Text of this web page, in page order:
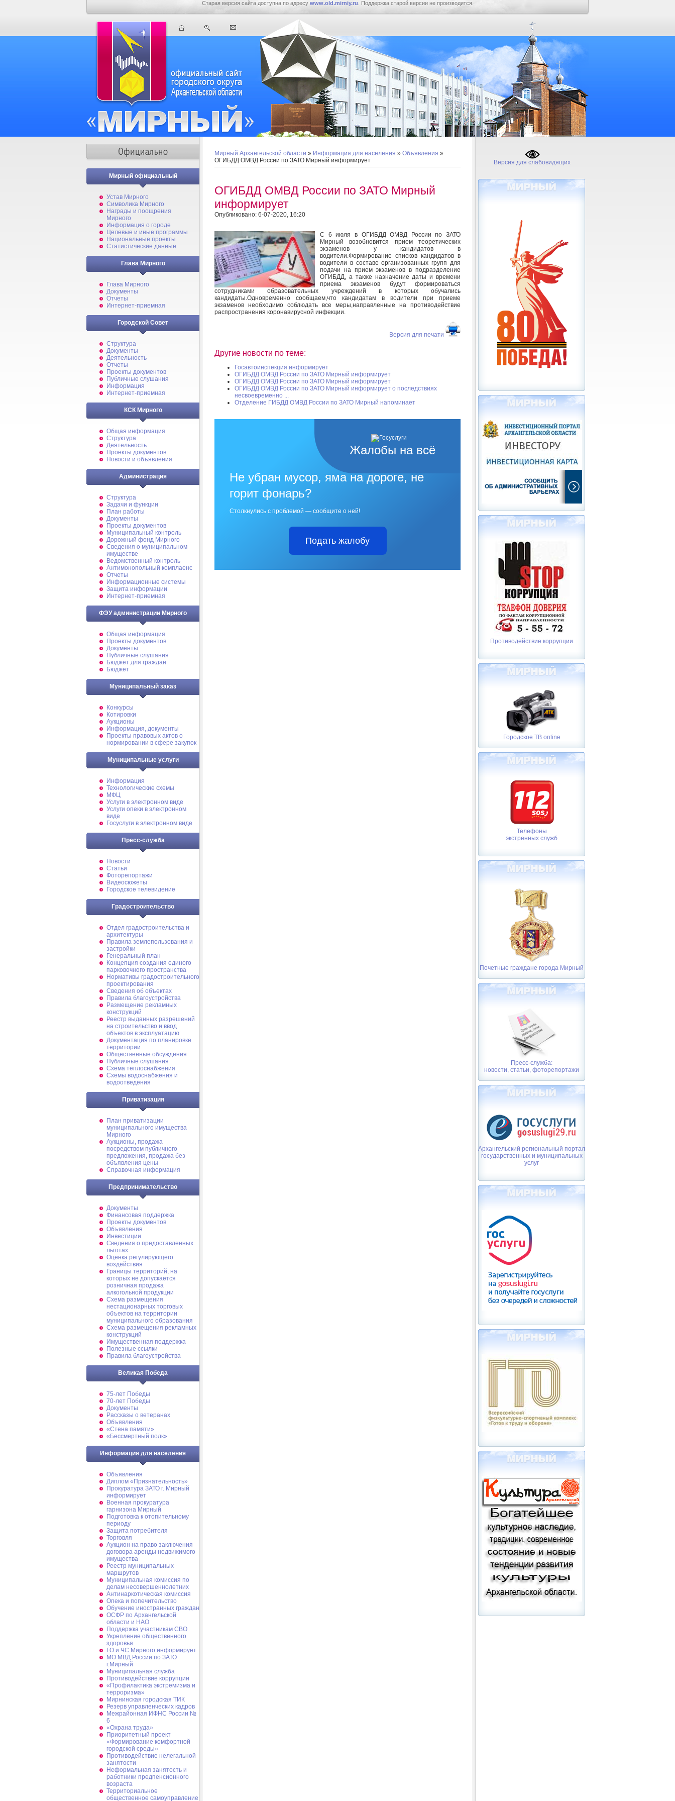
Старая версия сайта доступна по адресу www.old.mirniy.ru . Поддержка старой версии не производится.
Мирный официальный
Устав Мирного
Символика Мирного
Награды и поощрения
Мирного
Информация о городе
Целевые и иные программы
Национальные проекты
Статистические данные
Глава Мирного
Глава Мирного
Документы
Отчеты
Интернет-приемная
Городской Совет
Структура
Документы
Деятельность
Отчеты
Проекты документов
Публичные слушания
Информация
Интернет-приемная
КСК Мирного
Общая информация
Структура
Деятельность
Проекты документов
Новости и объявления
Администрация
Структура
Задачи и функции
План работы
Документы
Проекты документов
Муниципальный контроль
Дорожный фонд Мирного
Cведения о муниципальном
имуществе
Ведомственный контроль
Антимонопольный комплаенс
Отчеты
Информационные системы
Защита информации
Интернет-приемная
ФЭУ администрации Мирного
Общая информация
Проекты документов
Документы
Публичные слушания
Бюджет для граждан
Бюджет
Муниципальный заказ
Конкурсы
Котировки
Аукционы
Информация, документы
Проекты правовых актов о
нормировании в сфере закупок
Муниципальные услуги
Информация
Технологические схемы
МФЦ
Услуги в электронном виде
Услуги опеки в электронном
виде
Госуслуги в электронном виде
Пресс-служба
Новости
Статьи
Фоторепортажи
Видеосюжеты
Городское телевидение
Градостроительство
Отдел градостроительства и
архитектуры
Правила землепользования и
застройки
Генеральный план
Концепция создания единого
парковочного пространства
Нормативы градостроительного
проектирования
Сведения об объектах
Правила благоустройства
Размещение рекламных
конструкций
Реестр выданных разрешений
на строительство и ввод
объектов в эксплуатацию
Документация по планировке
территории
Общественные обсуждения
Публичные слушания
Схема теплоснабжения
Схемы водоснабжения и
водоотведения
Приватизация
План приватизации
муниципального имущества
Мирного
Аукционы, продажа
посредством публичного
предложения, продажа без
объявления цены
Справочная информация
Предпринимательство
Документы
Финансовая поддержка
Проекты документов
Объявления
Инвестиции
Сведения о предоставленных
льготах
Оценка регулирующего
воздействия
Границы территорий, на
которых не допускается
розничная продажа
алкогольной продукции
Схема размещения
нестационарных торговых
объектов на территории
муниципального образования
Схема размещения рекламных
конструкций
Имущественная поддержка
Полезные ссылки
Правила благоустройства
Великая Победа
75-лет Победы
70-лет Победы
Документы
Рассказы о ветеранах
Объявления
«Стена памяти»
«Бессмертный полк»
Информация для населения
Объявления
Диплом «Признательность»
Прокуратура ЗАТО г. Мирный
информирует
Военная прокуратура
гарнизона Мирный
Подготовка к отопительному
периоду
Защита потребителя
Торговля
Аукцион на право заключения
договора аренды недвижимого
имущества
Реестр муниципальных
маршрутов
Муниципальная комиссия по
делам несовершеннолетних
Антинаркотическая комиссия
Опека и попечительство
Обучение иностранных граждан
ОСФР по Архангельской
области и НАО
Поддержка участникам СВО
Укрепление общественного
здоровья
ГО и ЧС Мирного информирует
МО МВД России по ЗАТО
г.Мирный
Муниципальная cлужба
Противодействие коррупции
«Профилактика экстремизма и
терроризма»
Мирнинская городская ТИК
Резерв управленческих кадров
Межрайонная ИФНС России №
6
«Охрана труда»
Приоритетный проект
«Формирование комфортной
городской среды»
Противодействие нелегальной
занятости
Неформальная занятость и
работники предпенсионного
возраста
Территориальное
общественное самоуправление
Мирный Архангельской области » Информация для населения » Объявления »
ОГИБДД ОМВД России по ЗАТО Мирный информирует
ОГИБДД ОМВД России по ЗАТО Мирный
информирует
Опубликовано: 6-07-2020, 16:20
С 6 июля в ОГИБДД ОМВД России по ЗАТО
Мирный возобновится прием теоретических
экзаменов у кандидатов в
водители.Формирование списков кандидатов в
водители в составе организованных групп для
подачи на прием экзаменов в подразделение
ОГИБДД, а также назначение даты и времени
приема экзаменов будут формироваться
сотрудниками образовательных учреждений в которых обучались
кандидаты.Одновременно сообщаем,что кандидатам в водители при приеме
экзаменов необходимо соблюдать все меры,направленные на противодействие
распространения коронавирусной инфекции.
Версия для печати
Другие новости по теме:
Госавтоинспекция информирует
ОГИБДД ОМВД России по ЗАТО Мирный информирует
ОГИБДД ОМВД России по ЗАТО Мирный информирует
ОГИБДД ОМВД России по ЗАТО Мирный информирует о последствиях
несвоевременно ...
Отделение ГИБДД ОМВД России по ЗАТО Мирный напоминает
Жалобы на всё
Не убран мусор, яма на дороге, не
горит фонарь?
Столкнулись с проблемой — сообщите о ней!
Подать жалобу
Версия для слабовидящих
Противодействие коррупции
Городское ТВ online
Телефоны
экстренных служб
Почетные граждане города Мирный
Пресс-служба:
новости, статьи, фоторепортажи
Архангельский региональный портал
государственных и муниципальных
услуг